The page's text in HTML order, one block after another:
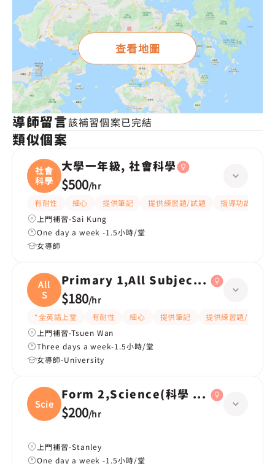
查看地圖
導師留言該補習個案已完結
類似個案
社會
科學
大學一年級, 社會科學
$500/hr
有耐性 細心 提供筆記 提供練習題/試題 指導功課
上門補習-Sai Kung
One day a week -1.5小時/堂
女導師
All
S
Primary 1,All Subjects(全英上堂)
$180/hr
*全英語上堂 有耐性 細心 提供筆記
提供練習題/試題
上門補習-Tsuen Wan
Three days a week-1.5小時/堂
女導師-University
Scien
Form 2,Science(科學 中二)
$200/hr
上門補習-Stanley
One day a week -1.5小時/堂